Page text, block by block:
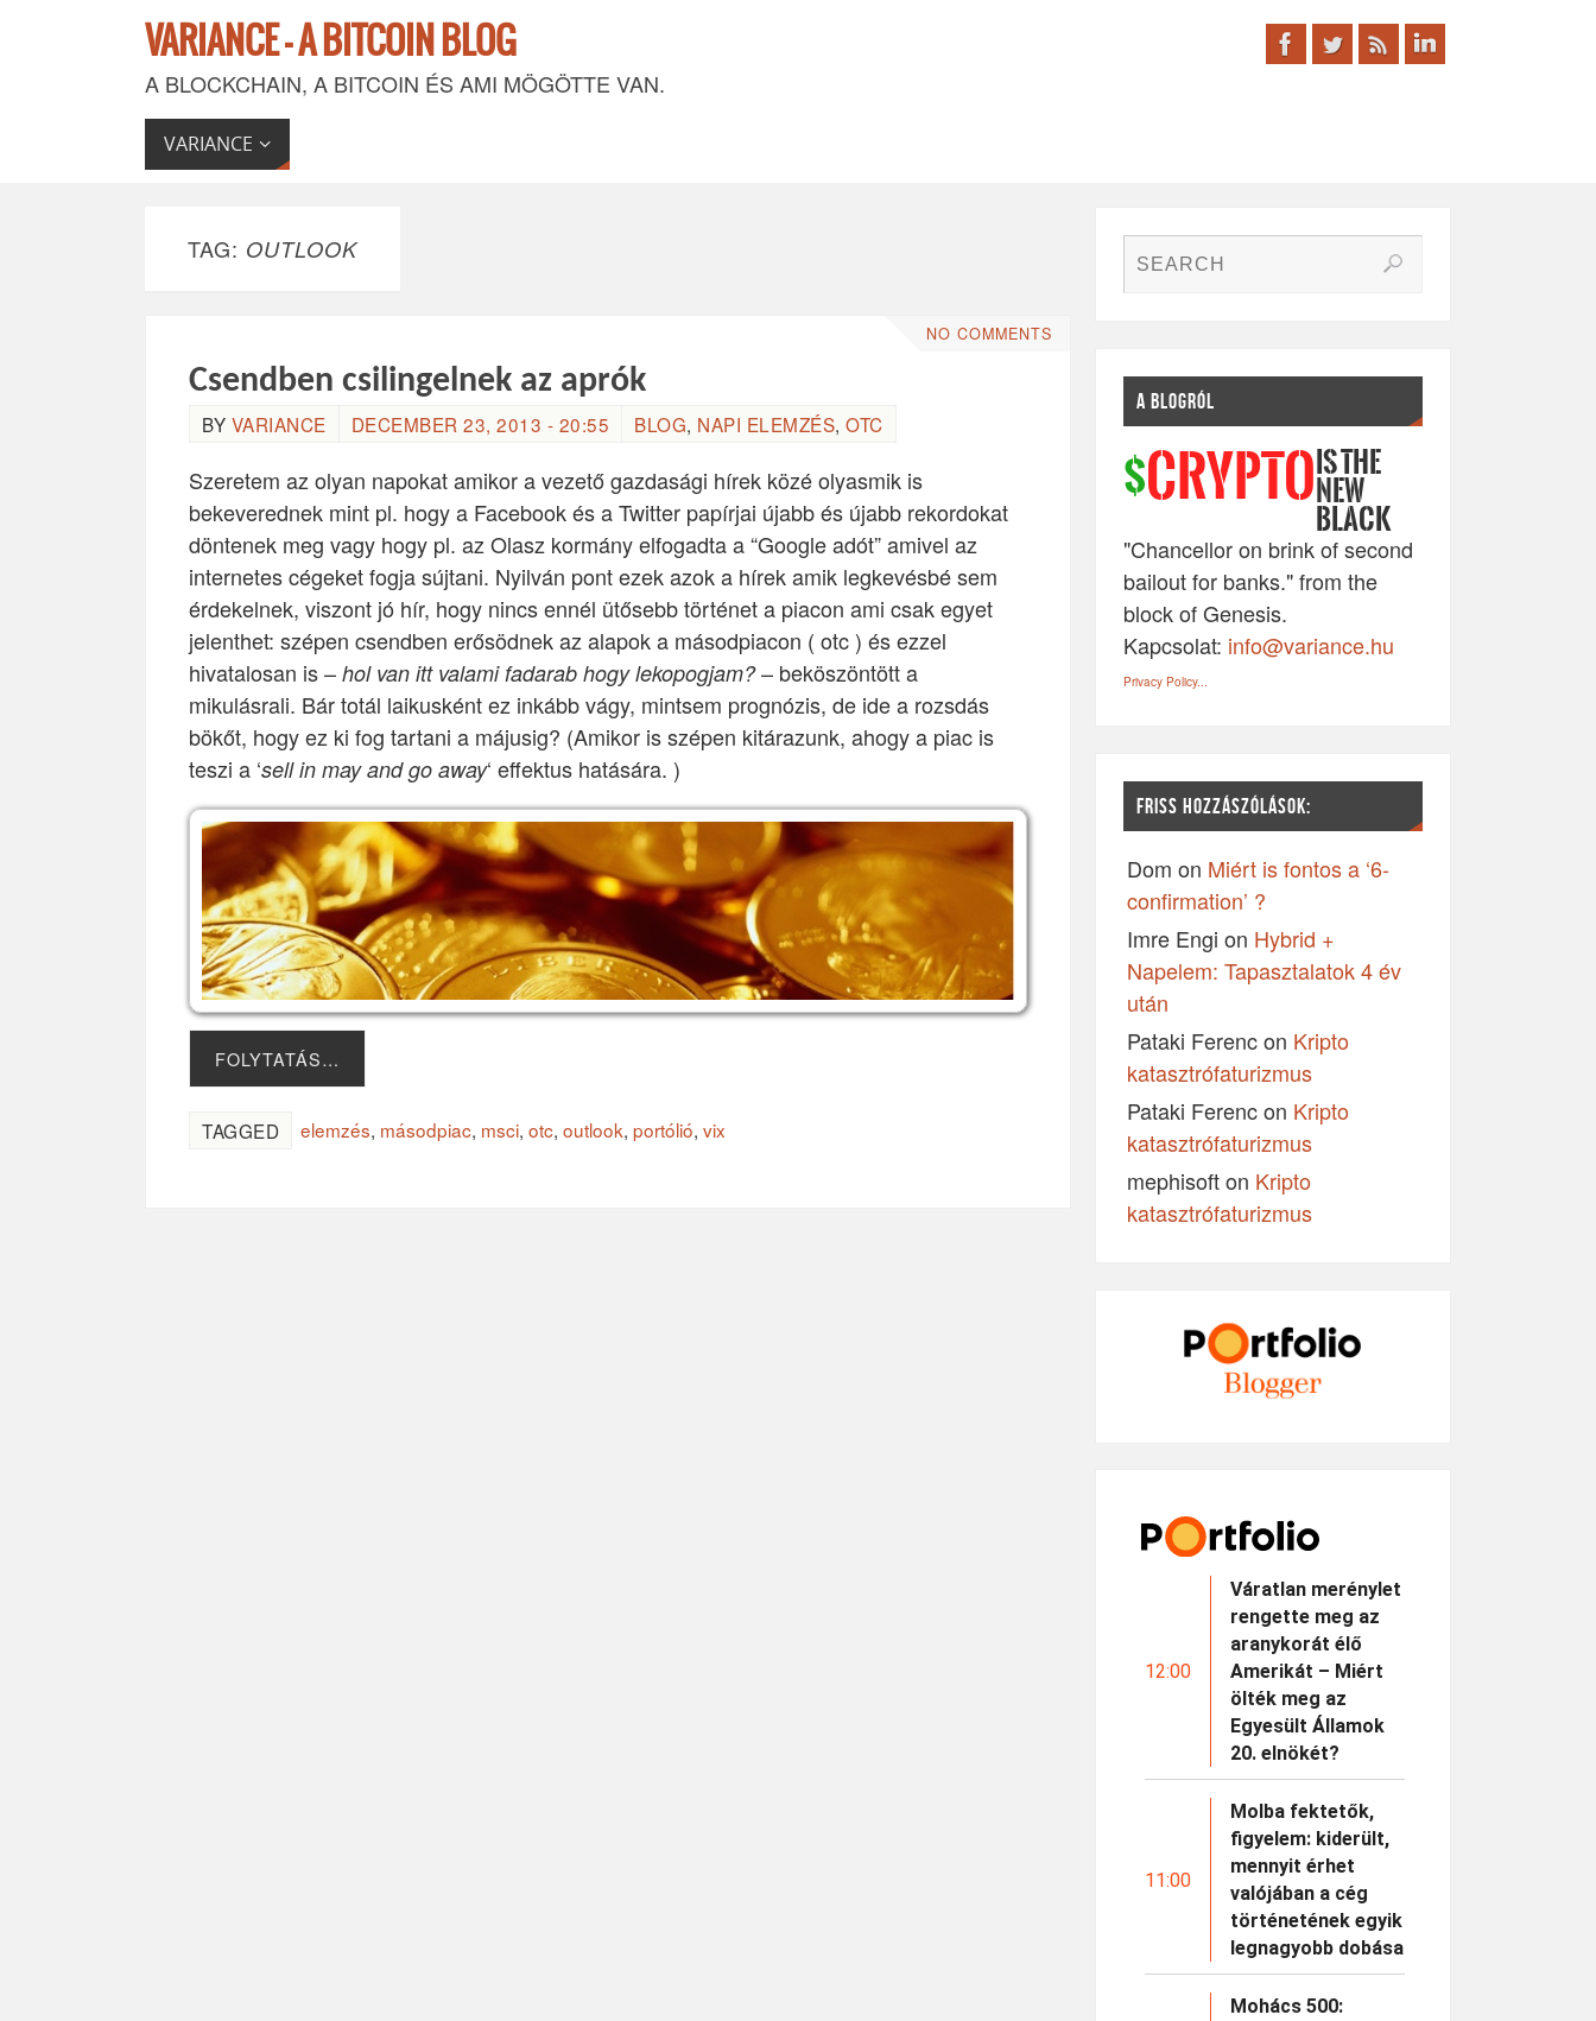
VARIANCE - A BITCOIN BLOG
A BLOCKCHAIN, A BITCOIN ÉS AMI MÖGÖTTE VAN.
VARIANCE
TAG: OUTLOOK
NO COMMENTS
Csendben csilingelnek az aprók
BY VARIANCE DECEMBER 23, 2013 - 20:55 BLOG, NAPI ELEMZÉS, OTC
Szeretem az olyan napokat amikor a vezető gazdasági hírek közé olyasmik is
bekeverednek mint pl. hogy a Facebook és a Twitter papírjai újabb és újabb rekordokat
döntenek meg vagy hogy pl. az Olasz kormány elfogadta a “Google adót” amivel az
internetes cégeket fogja sújtani. Nyilván pont ezek azok a hírek amik legkevésbé sem
érdekelnek, viszont jó hír, hogy nincs ennél ütősebb történet a piacon ami csak egyet
jelenthet: szépen csendben erősödnek az alapok a másodpiacon ( otc ) és ezzel
hivatalosan is – hol van itt valami fadarab hogy lekopogjam?– beköszöntött a
mikulásrali. Bár totál laikusként ez inkább vágy, mintsem prognózis, de ide a rozsdás
bökőt, hogy ez ki fog tartani a májusig? (Amikor is szépen kitárazunk, ahogy a piac is
teszi a ‘sell in may and go away‘ effektus hatására. )
FOLYTATÁS…
TAGGED elemzés, másodpiac, msci, otc, outlook, portólió, vix
A BLOGRÓL
$CRYPTO IS THE
NEW
BLACK
"Chancellor on brink of second
bailout for banks." from the
block of Genesis.
Kapcsolat: info@variance.hu
Privacy Policy...
FRISS HOZZÁSZÓLÁSOK:
Dom on Miért is fontos a ‘6-
confirmation’ ?
Imre Engi on Hybrid +
Napelem: Tapasztalatok 4 év
után
Pataki Ferencon Kripto
katasztrófaturizmus
Pataki Ferencon Kripto
katasztrófaturizmus
mephisofton Kripto
katasztrófaturizmus
12:00
Váratlan merénylet
rengette meg az
aranykorát élő
Amerikát – Miért
ölték meg az
Egyesült Államok
20. elnökét?
11:00
Molba fektetők,
figyelem: kiderült,
mennyit érhet
valójában a cég
történetének egyik
legnagyobb dobása
Mohács 500: